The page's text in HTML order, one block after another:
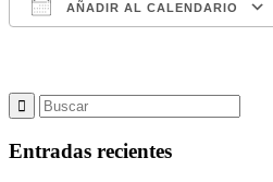
AÑADIR AL CALENDARIO
Entradas recientes